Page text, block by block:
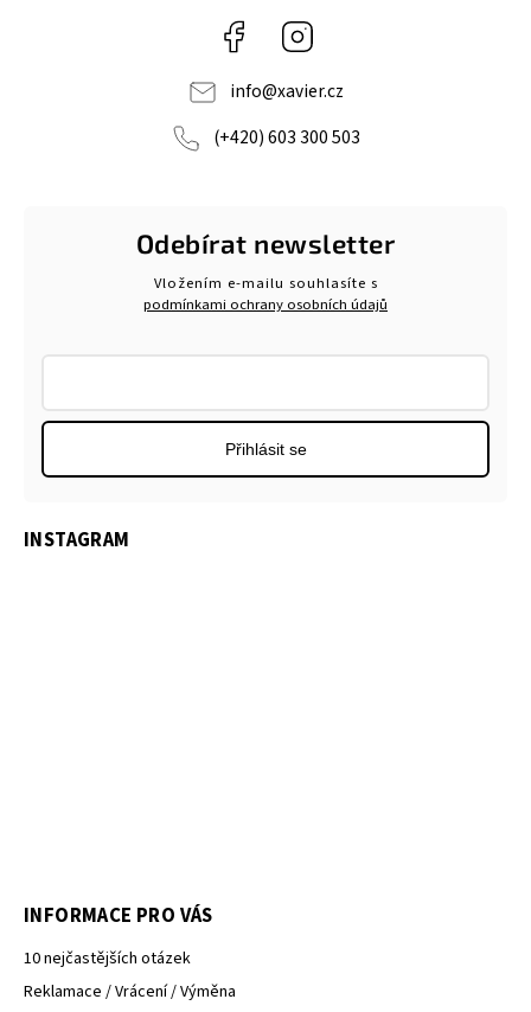
Facebook
info@xavier.cz
(+420) 603 300 503
Odebírat newsletter
Vložením e-mailu souhlasíte s
podmínkami ochrany osobních údajů
Přihlásit se
INSTAGRAM
INFORMACE PRO VÁS
10 nejčastějších otázek
Reklamace / Vrácení / Výměna